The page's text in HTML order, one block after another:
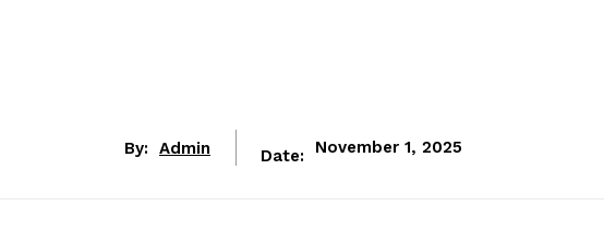
By: Admin Date: November 1, 2025